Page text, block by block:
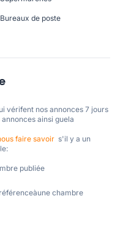
Bureaux de poste
vérifent nos annonces 7 jours
ainsi guela
faire savoir
  s'il y a un
publiée
chambre